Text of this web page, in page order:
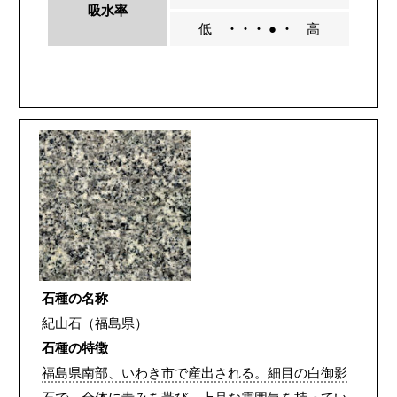
吸水率
低 ・・・ ● ・ 高
石種の名称
紀山石（福島県）
石種の特徴
福島県南部、いわき市で産出される。細目の白御影